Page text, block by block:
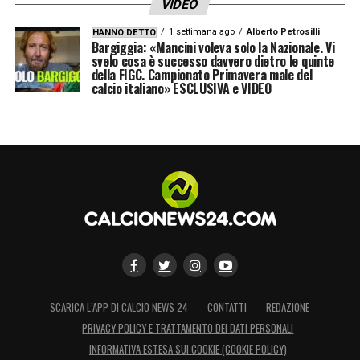
indisponibile. Ballottaggio che resta
apertissimo.
LA PLAYLIST DELLE NOSTRE TOP NEWS
VIDEO
HANNO DETTO 1 settimana ago Alberto Petrosilli
Bargiggia: «Mancini voleva solo la Nazionale. Vi
svelo cosa è successo davvero dietro le quinte
della FIGC. Campionato Primavera male del
calcio italiano» ESCLUSIVA e VIDEO
SCARICA L’APP DI CALCIO NEWS 24 CONTATTI
REDAZIONE
PRIVACY POLICY E TRATTAMENTO DEI DATI PERSONALI
INFORMATIVA ESTESA SUI COOKIE (COOKIE POLICY)